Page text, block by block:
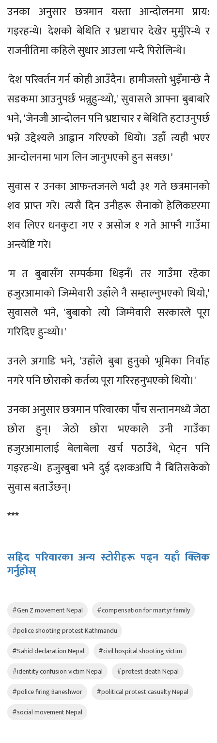
उनका अनुसार छत्रमान यस्ता आन्दोलनमा प्राय:
गइरहन्थे। देशको बेथिति र भ्रष्टाचार देखेर मुर्मुरिन्थे र
राजनीतिमा कहिले सुधार आउला भन्दै पिरोलिन्थे।
'देश परिवर्तन गर्न कोही आउँदैन। हामीजस्तो भुइँमान्छे नै
सडकमा आउनुपर्छ भन्नुहुन्थ्यो,' सुवासले आफ्ना बुबाबारे
भने, 'जेनजी आन्दोलन पनि भ्रष्टाचार र बेथिति हटाउनुपर्छ
भन्ने उद्देश्यले आह्वान गरिएको थियो। उहाँ त्यही भएर
आन्दोलनमा भाग लिन जानुभएको हुन सक्छ।'
सुवास र उनका आफन्तजनले भदौ ३१ गते छत्रमानको
शव प्राप्त गरे। त्यसै दिन उनीहरू सेनाको हेलिकप्टरमा
शव लिएर धनकुटा गए र असोज १ गते आफ्नै गाउँमा
अन्त्येष्टि गरे।
'म त बुबासँग सम्पर्कमा थिइनँ। तर गाउँमा रहेका
हजुरआमाको जिम्मेवारी उहाँले नै सम्हाल्नुभएको थियो,'
सुवासले भने, 'बुबाको त्यो जिम्मेवारी सरकारले पूरा
गरिदिए हुन्थ्यो।'
उनले अगाडि भने, 'उहाँले बुबा हुनुको भूमिका निर्वाह
नगरे पनि छोराको कर्तव्य पूरा गरिरहनुभएको थियो।'
उनका अनुसार छत्रमान परिवारका पाँच सन्तानमध्ये जेठा
छोरा हुन्। जेठो छोरा भएकाले उनी गाउँका
हजुरआमालाई बेलाबेला खर्च पठाउँथे, भेट्न पनि
गइरहन्थे। हजुरबुबा भने दुई दशकअघि नै बितिसकेको
सुवास बताउँछन्।
***
सहिद परिवारका अन्य स्टोरीहरू पढ्न यहाँ क्लिक
गर्नुहोस्
#Gen Z movement Nepal
#compensation for martyr family
#police shooting protest Kathmandu
#Sahid declaration Nepal
#civil hospital shooting victim
#identity confusion victim Nepal
#protest death Nepal
#police firing Baneshwor
#political protest casualty Nepal
#social movement Nepal